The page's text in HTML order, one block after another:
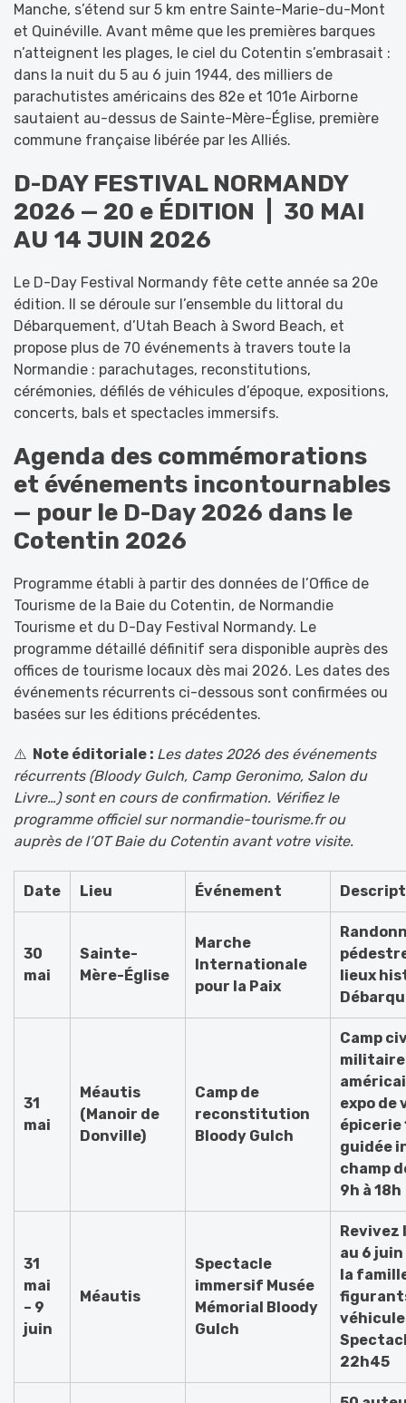
Manche, s’étend sur 5 km entre Sainte-Marie-du-Mont
et Quinéville. Avant même que les premières barques
n’atteignent les plages, le ciel du Cotentin s’embrasait :
dans la nuit du 5 au 6 juin 1944, des milliers de
parachutistes américains des 82e et 101e Airborne
sautaient au-dessus de Sainte-Mère-Église, première
commune française libérée par les Alliés.
D-DAY FESTIVAL NORMANDY
2026 — 20 e ÉDITION | 30 MAI
AU 14 JUIN 2026
Le D-Day Festival Normandy fête cette année sa 20e
édition. Il se déroule sur l’ensemble du littoral du
Débarquement, d’Utah Beach à Sword Beach, et
propose plus de 70 événements à travers toute la
Normandie : parachutages, reconstitutions,
cérémonies, défilés de véhicules d’époque, expositions,
concerts, bals et spectacles immersifs.
Agenda des commémorations
et événements incontournables
— pour le D-Day 2026 dans le
Cotentin 2026
Programme établi à partir des données de l’Office de
Tourisme de la Baie du Cotentin, de Normandie
Tourisme et du D-Day Festival Normandy. Le
programme détaillé définitif sera disponible auprès des
offices de tourisme locaux dès mai 2026. Les dates des
événements récurrents ci-dessous sont confirmées ou
basées sur les éditions précédentes.
⚠️ Note éditoriale : Les dates 2026 des événements
récurrents (Bloody Gulch, Camp Geronimo, Salon du
Livre…) sont en cours de confirmation. Vérifiez le
programme officiel sur normandie-tourisme.fr ou
auprès de l’OT Baie du Cotentin avant votre visite.
Date Lieu Événement
30
mai
Sainte-
Mère-Église
Marche
Internationale
pour la Paix
lieux
31
mai
Méautis
(Manoir de
Donville)
Camp de
reconstitution
Bloody Gulch
Camp
militaire
expo de
épicerie
guidée
champ
9h à 18h
31
mai
– 9
juin
Méautis
Spectacle
immersif Musée
Mémorial Bloody
Gulch
Revivez
au 6
la
22h45